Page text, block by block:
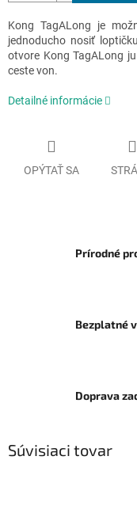
Kong TagALong je
jednoducho nosiť
otvore Kong TagALong
ceste von.
Detailné informácie
OPÝTAŤ SA
Prírodné
Bezplatné
Doprava
Súvisiaci tovar